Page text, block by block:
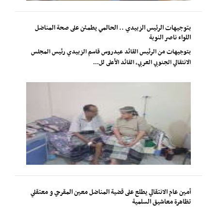
بتوجيهات الرئيس الزبيدي .. الحالمي يطمئن على صحة المناضل
اللواء ناصر النوبة
بتوجيهات من الرئيس القائد عيدروس قاسم الزبيدي رئيس المجلس
الانتقالي الجنوبي العربي، القائد الأعلى لل...
أمين عام الانتقالي يطلع على قضية المناضل معين المقرحي و معتقلي
تظاهرة معاشيق السلمية